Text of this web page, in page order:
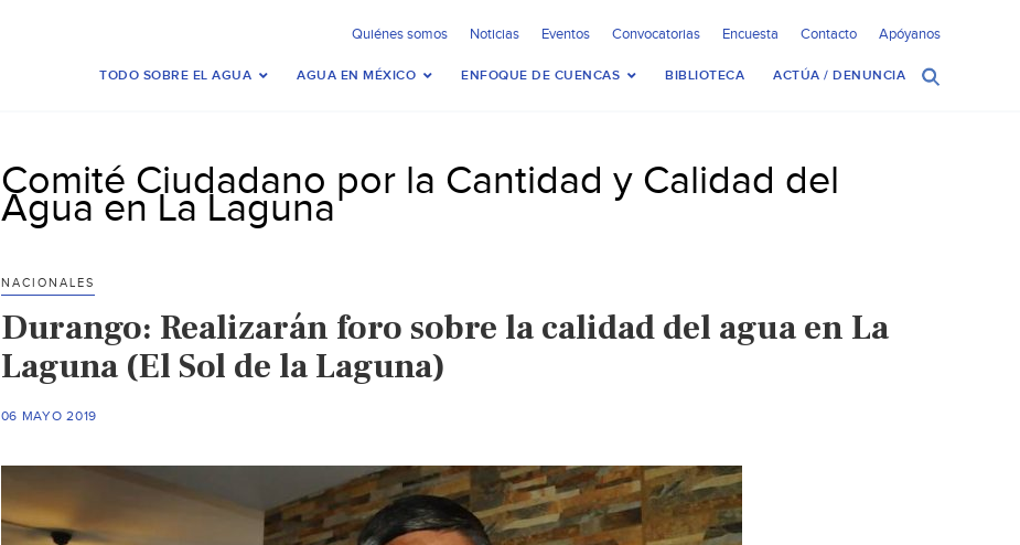
Quiénes somos Noticias Eventos Convocatorias Encuesta Contacto Apóyanos
TODO SOBRE EL AGUA AGUA EN MÉXICO ENFOQUE DE CUENCAS BIBLIOTECA ACTÚA / DENUNCIA
Comité Ciudadano por la Cantidad y Calidad del
Agua en La Laguna
NACIONALES
Durango: Realizarán foro sobre la calidad del agua en La
Laguna (El Sol de la Laguna)
06 MAYO 2019